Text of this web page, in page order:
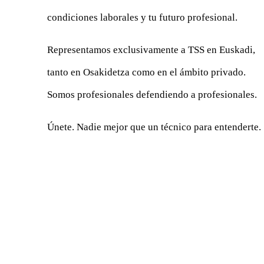
condiciones laborales y tu futuro profesional.
Representamos exclusivamente a TSS en Euskadi,
tanto en Osakidetza como en el ámbito privado.
Somos profesionales defendiendo a profesionales.
Únete. Nadie mejor que un técnico para entenderte.